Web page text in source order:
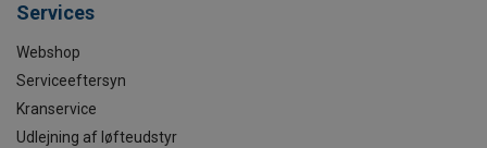
Services
Webshop
Serviceeftersyn
Kranservice
Udlejning af løfteudstyr